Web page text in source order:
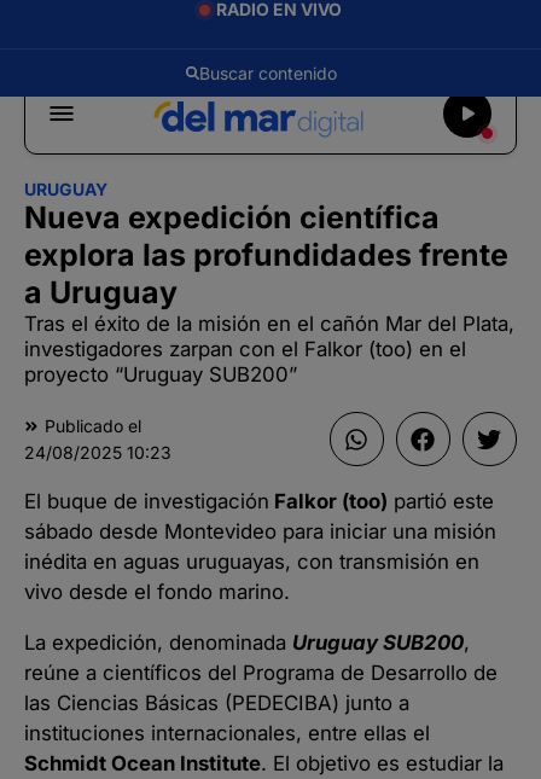
RADIO EN VIVO
URUGUAY
Nueva expedición científica
explora las profundidades frente
a Uruguay
Tras el éxito de la misión en el cañón Mar del Plata,
investigadores zarpan con el Falkor (too) en el
proyecto “Uruguay SUB200”
Publicado el
24/08/2025 10:23
El buque de investigación Falkor (too) partió este
sábado desde Montevideo para iniciar una misión
inédita en aguas uruguayas, con transmisión en
vivo desde el fondo marino.
La expedición, denominada Uruguay SUB200,
reúne a científicos del Programa de Desarrollo de
las Ciencias Básicas (PEDECIBA) junto a
instituciones internacionales, entre ellas el
Schmidt Ocean Institute. El objetivo es estudiar la